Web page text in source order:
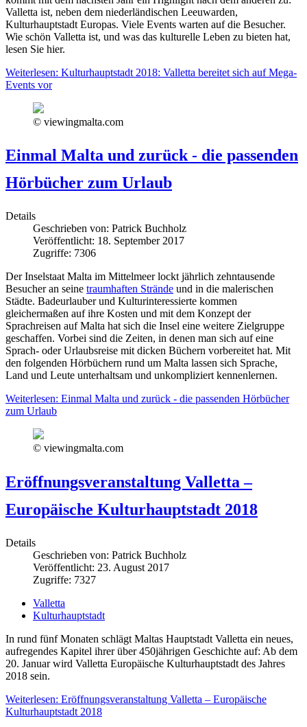
Valletta ist, neben dem niederländischen Leeuwarden,
Kulturhauptstadt Europas. Viele Events warten auf die Besucher.
Wie schön Valletta ist, und was das kulturelle Leben zu bieten hat,
lesen Sie hier.
Weiterlesen: Kulturhauptstadt 2018: Valletta bereitet sich auf Mega-
Events vor
© viewingmalta.com
Einmal Malta und zurück - die passenden
Hörbücher zum Urlaub
Details
Geschrieben von: Patrick Buchholz
Veröffentlicht: 18. September 2017
Zugriffe: 7306
Der Inselstaat Malta im Mittelmeer lockt jährlich zehntausende
Besucher an seine traumhaften Strände und in die malerischen
Städte. Badeurlauber und Kulturinteressierte kommen
gleichermaßen auf ihre Kosten und mit dem Konzept der
Sprachreisen auf Malta hat sich die Insel eine weitere Zielgruppe
geschaffen. Vorbei sind die Zeiten, in denen man sich auf eine
Sprach- oder Urlaubsreise mit dicken Büchern vorbereitet hat. Mit
den folgenden Hörbüchern rund um Malta lassen sich Sprache,
Land und Leute unterhaltsam und unkompliziert kennenlernen.
Weiterlesen: Einmal Malta und zurück - die passenden Hörbücher
zum Urlaub
© viewingmalta.com
Eröffnungsveranstaltung Valletta –
Europäische Kulturhauptstadt 2018
Details
Geschrieben von: Patrick Buchholz
Veröffentlicht: 23. August 2017
Zugriffe: 7327
Valletta
Kulturhauptstadt
In rund fünf Monaten schlägt Maltas Hauptstadt Valletta ein neues,
aufregendes Kapitel ihrer über 450jährigen Geschichte auf: Ab dem
20. Januar wird Valletta Europäische Kulturhauptstadt des Jahres
2018 sein.
Weiterlesen: Eröffnungsveranstaltung Valletta – Europäische
Kulturhauptstadt 2018